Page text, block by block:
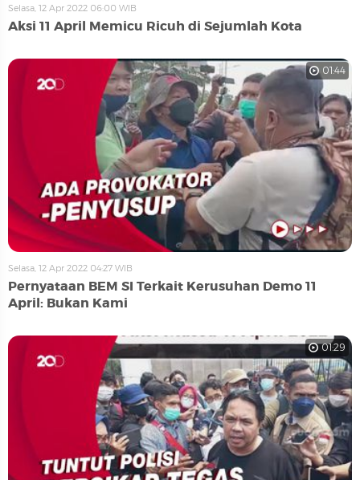
Selasa, 12 Apr 2022 06:00 WIB
Aksi 11 April Memicu Ricuh di Sejumlah Kota
01:44
Selasa, 12 Apr 2022 04:27 WIB
Pernyataan BEM SI Terkait Kerusuhan Demo 11
April: Bukan Kami
01:29